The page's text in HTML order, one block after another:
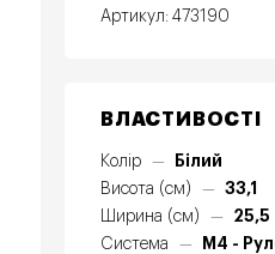
Артикул: 473190
ВЛАСТИВОСТІ
Колір —
Білий
Висота (см)
—
33,1
Ширина (см)
—
25,5
Система
—
М4 -